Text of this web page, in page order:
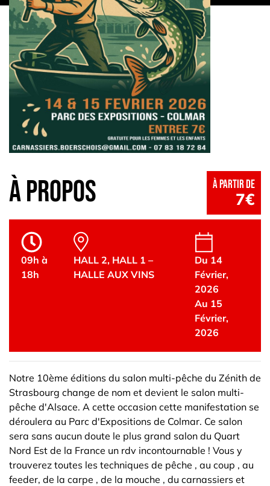
à partir de
7€
à propos
09h à
18h
HALL 2, HALL 1 –
HALLE AUX VINS
Du 14
Février,
2026
Au 15
Février,
2026
Notre 10ème éditions du salon multi-pêche du Zénith de
Strasbourg change de nom et devient le salon multi-
pêche d'Alsace. A cette occasion cette manifestation se
déroulera au Parc d'Expositions de Colmar. Ce salon
sera sans aucun doute le plus grand salon du Quart
Nord Est de la France un rdv incontournable ! Vous y
trouverez toutes les techniques de pêche , au coup , au
feeder, de la carpe , de la mouche , du carnassiers et